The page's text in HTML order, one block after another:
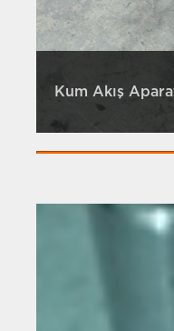
Kum Akış